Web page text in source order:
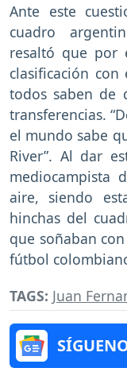
Ante este
cuadro
resaltó que por
clasificación
todos saben de
transferencias.
el mundo sabe
River”. Al dar
mediocampista
aire, siendo
hinchas del
que soñaban
fútbol
TAGS: Juan